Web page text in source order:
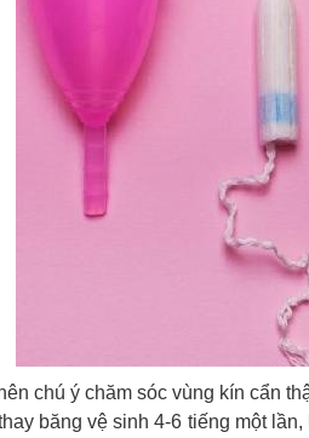
chú ý chăm sóc vùng kín cẩn
băng vệ sinh 4-6 tiếng một